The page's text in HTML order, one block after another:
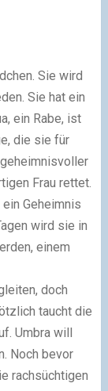
Sie wird
Sie hat ein
ein Rabe, ist
die sie für
Frau rettet.
Geheimnis
wird sie in
einem
doch
taucht die
Umbra will
Noch bevor
rachsüchtigen